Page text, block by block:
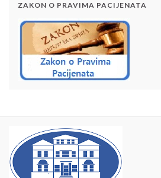
ZAKON O PRAVIMA PACIJENATA